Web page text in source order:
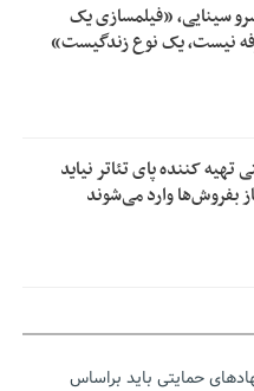
سینایی، «فیلمسازی یک
نیست، یک نوع زندگیست»
تهیه کننده پای تئاتر نیاید
بفروش‌ها وارد می‌شوند
حمایتی باید براساس